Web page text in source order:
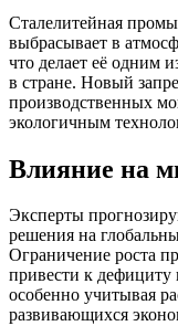
Сталелитейная
выбрасывает в
что делает её одним
в стране. Новый
производственных
экологичным
Влияние на
Эксперты
решения на
Ограничение роста
привести к
особенно учитывая
развивающихся